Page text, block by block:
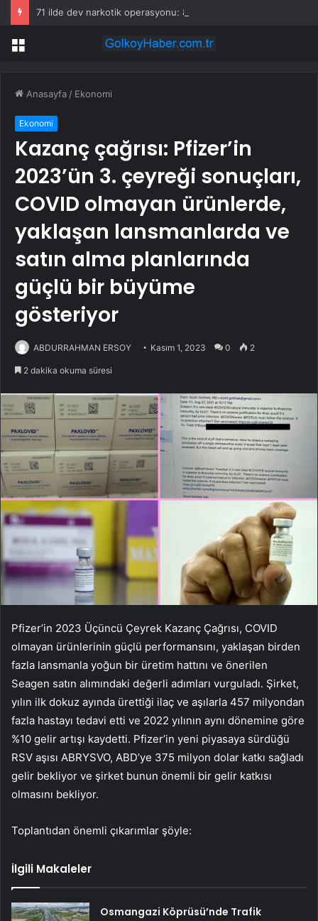
71 ilde dev narkotik operasyonu: 844 tutuklama
Menü
Anasayfa / Ekonomi
Ekonomi
Kazanç çağrısı: Pfizer’in
2023’ün 3. çeyreği sonuçları,
COVID olmayan ürünlerde,
yaklaşan lansmanlarda ve
satın alma planlarında
güçlü bir büyüme
gösteriyor
ABDURRAHMAN ERSOY Kasım 1, 2023 0 2
2 dakika okuma süresi
Pfizer’in 2023 Üçüncü Çeyrek Kazanç Çağrısı, COVID
olmayan ürünlerinin güçlü performansını, yaklaşan birden
fazla lansmanla yoğun bir üretim hattını ve önerilen
Seagen satın alımındaki değerli adımları vurguladı. Şirket,
yılın ilk dokuz ayında ürettiği ilaç ve aşılarla 457 milyondan
fazla hastayı tedavi etti ve 2022 yılının aynı dönemine göre
%10 gelir artışı kaydetti. Pfizer’in yeni piyasaya sürdüğü
RSV aşısı ABRYSVO, ABD’ye 375 milyon dolar katkı sağladı
gelir bekliyor ve şirket bunun önemli bir gelir katkısı
olmasını bekliyor.
Toplantıdan önemli çıkarımlar şöyle:
İlgili Makaleler
Osmangazi Köprüsü’nde Trafik